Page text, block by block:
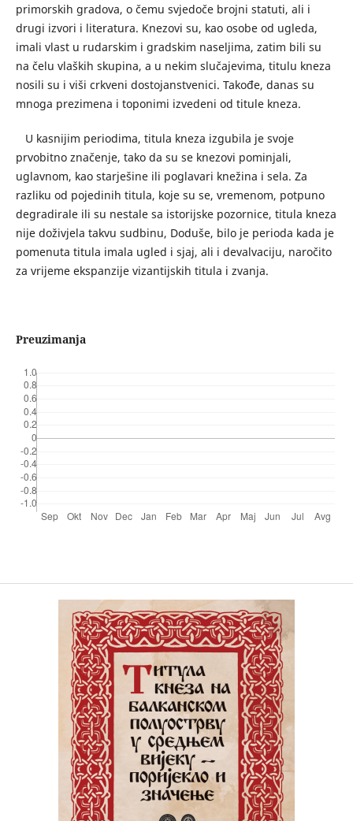
primorskih gradova, o čemu svjedoče brojni statuti, ali i
drugi izvori i literatura. Knezovi su, kao osobe od ugleda,
imali vlast u rudarskim i gradskim naseljima, zatim bili su
na čelu vlaških skupina, a u nekim slučajevima, titulu kneza
nosili su i viši crkveni dostojanstvenici. Takođe, danas su
mnoga prezimena i toponimi izvedeni od titule kneza.
U kasnijim periodima, titula kneza izgubila je svoje
prvobitno značenje, tako da su se knezovi pominjali,
uglavnom, kao starješine ili poglavari knežina i sela. Za
razliku od pojedinih titula, koje su se, vremenom, potpuno
degradirale ili su nestale sa istorijske pozornice, titula kneza
nije doživjela takvu sudbinu, Doduše, bilo je perioda kada je
pomenuta titula imala ugled i sjaj, ali i devalvaciju, naročito
za vrijeme ekspanzije vizantijskih titula i zvanja.
Preuzimanja